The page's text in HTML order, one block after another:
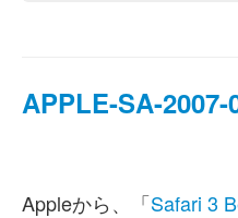
APPLE-SA-
Appleから、「Safari 3